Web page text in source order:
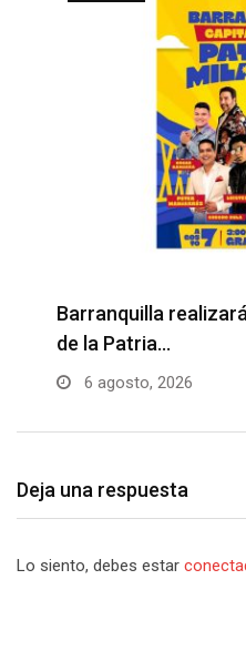
Barranquilla
de la Patria…
6 agosto, 2026
Deja una respuesta
Lo siento, debes estar